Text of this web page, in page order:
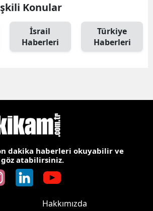
Konular
İsrail
Haberleri
Türkiye
Haberleri
dakika haberleri okuyabilir ve
göz atabilirsiniz.
Hakkımızda